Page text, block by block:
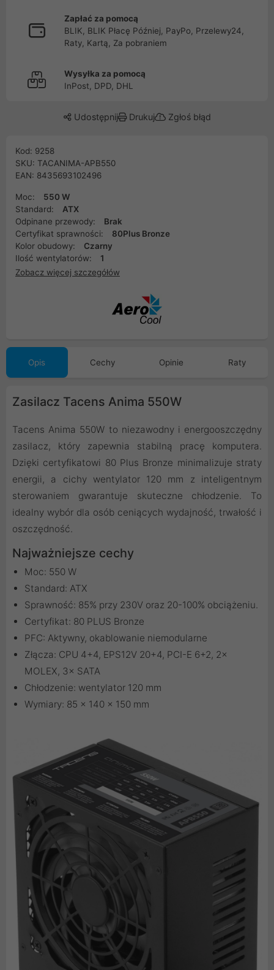
Zapłać za pomocą
BLIK, BLIK Płacę Później, PayPo, Przelewy24,
Raty, Kartą, Za pobraniem
Wysyłka za pomocą
InPost, DPD, DHL
Udostępnij Drukuj Zgłoś błąd
Kod: 9258
SKU: TACANIMA-APB550
EAN: 8435693102496
Moc:
550 W
Standard:
ATX
Odpinane przewody:
Brak
Certyfikat sprawności:
80Plus Bronze
Kolor obudowy:
Czarny
Ilość wentylatorów:
1
Zobacz więcej szczegółów
Opis Cechy Opinie Raty
Zasilacz Tacens Anima 550W
Tacens Anima 550W to niezawodny i energooszczędny
zasilacz, który zapewnia stabilną pracę komputera.
Dzięki certyfikatowi 80 Plus Bronze minimalizuje straty
energii, a cichy wentylator 120 mm z inteligentnym
sterowaniem gwarantuje skuteczne chłodzenie. To
idealny wybór dla osób ceniących wydajność, trwałość i
oszczędność.
Najważniejsze cechy
Moc: 550 W
Standard: ATX
Sprawność: 85% przy 230V oraz 20-100% obciążeniu.
Certyfikat: 80 PLUS Bronze
PFC: Aktywny, okablowanie niemodularne
Złącza: CPU 4+4, EPS12V 20+4, PCI-E 6+2, 2×
MOLEX, 3× SATA
Chłodzenie: wentylator 120 mm
Wymiary: 85 × 140 × 150 mm